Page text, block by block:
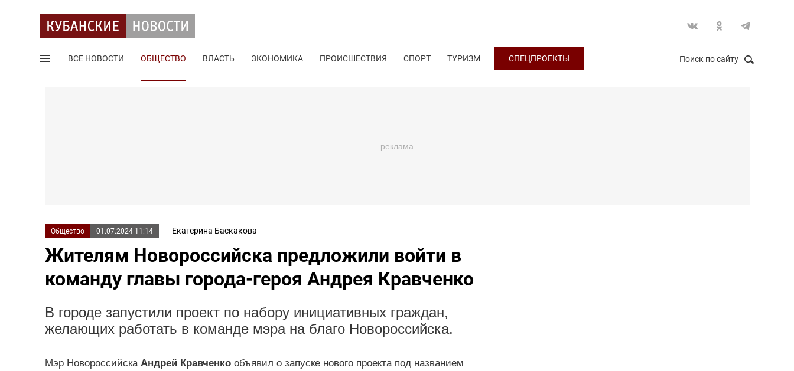
ВСЕ НОВОСТИ ОБЩЕСТВО ВЛАСТЬ ЭКОНОМИКА ПРОИСШЕСТВИЯ СПОРТ ТУРИЗМ СПЕЦПРОЕКТЫ Поиск по сайту
Общество 01.07.2024 11:14 Екатерина Баскакова
Жителям Новороссийска предложили войти в
команду главы города-героя Андрея Кравченко
В городе запустили проект по набору инициативных граждан,
желающих работать в команде мэра на благо Новороссийска.
Мэр Новороссийска Андрей Кравченкообъявил о запуске нового проекта под названием